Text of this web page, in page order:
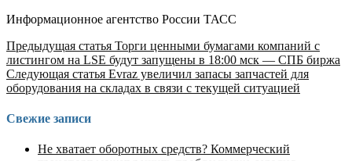
Информационное агентство России ТАСС
Продолжить
чтение
Предыдущая статья Торги ценными бумагами компаний с
листингом на LSE будут запущены в 18:00 мск — СПБ биржа
Следующая статья Evraz увеличил запасы запчастей для
оборудования на складах в связи с текущей ситуацией
Свежие записи
Не хватает оборотных средств? Коммерческий